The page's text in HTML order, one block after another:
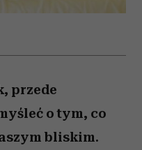
przede
o tym, co
bliskim.